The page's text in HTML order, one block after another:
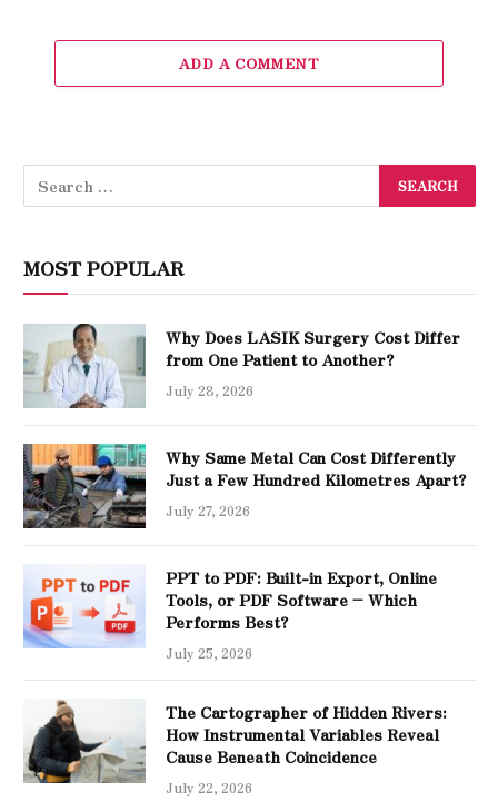
ADD A COMMENT
MOST POPULAR
Why Does LASIK Surgery Cost Differ
from One Patient to Another?
July 28, 2026
Why Same Metal Can Cost Differently
Just a Few Hundred Kilometres Apart?
July 27, 2026
PPT to PDF: Built-in Export, Online
Tools, or PDF Software – Which
Performs Best?
July 25, 2026
The Cartographer of Hidden Rivers:
How Instrumental Variables Reveal
Cause Beneath Coincidence
July 22, 2026